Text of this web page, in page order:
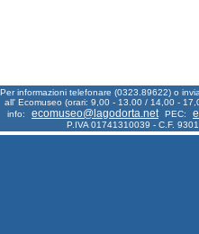
Per informazioni telefonare (0323.89622) o
all' Ecomuseo (orari: 9,00 - 13.00 / 14,00 -
info:
ecomuseo@lagodorta.net PEC:
P.IVA 01741310039 - C.F.